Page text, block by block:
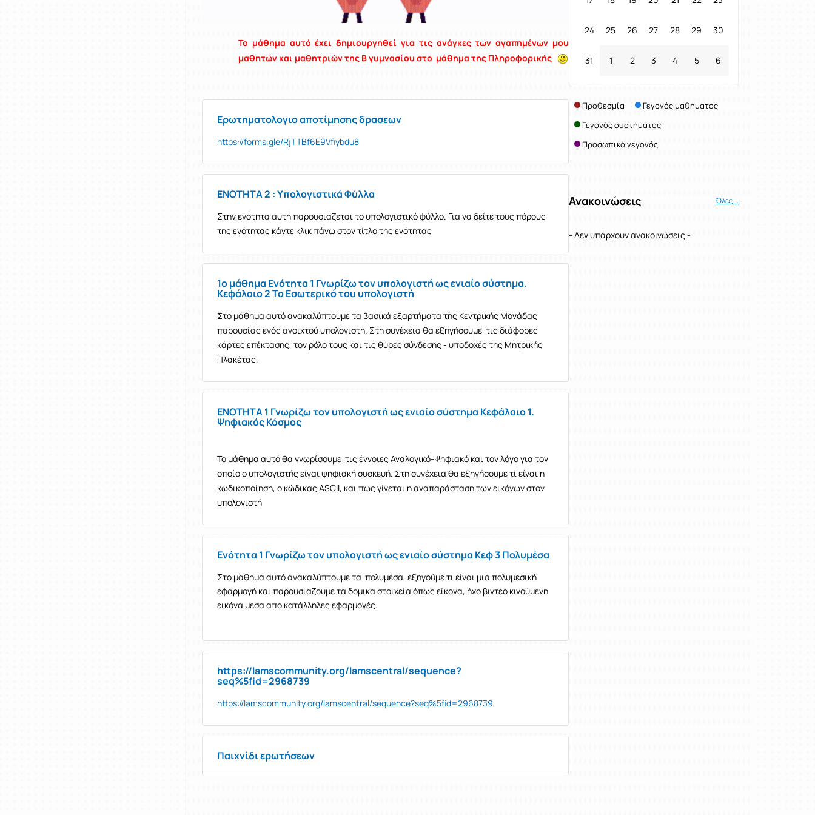
Το μάθημα αυτό έχει δημιουργηθεί για τις ανάγκες των αγαπημένων μου
μαθητών και μαθητριών της Β γυμνασίου στο μάθημα της Πληροφορικής
Ερωτηματολογιο αποτίμησης δρασεων
https://forms.gle/RjTTBf6E9Vfiybdu8
ΕΝΟΤΗΤΑ 2 : Υπολογιστικά Φύλλα
Στην ενότητα αυτή παρουσιάζεται το υπολογιστικό φύλλο. Για να δείτε τους πόρους
της ενότητας κάντε κλικ πάνω στον τίτλο της ενότητας
1ο μάθημα Ενότητα 1 Γνωρίζω τον υπολογιστή ως ενιαίο σύστημα.
Kεφάλαιο 2 Το Εσωτερικό του υπολογιστή
Στο μάθημα αυτό ανακαλύπτουμε τα βασικά εξαρτήματα της Κεντρικής Μονάδας
παρουσίας ενός ανοιχτού υπολογιστή. Στη συνέχεια θα εξηγήσουμε τις διάφορες
κάρτες επέκτασης, τον ρόλο τους και τις θύρες σύνδεσης - υποδοχές της Μητρικής
Πλακέτας.
ΕΝΟΤΗΤΑ 1 Γνωρίζω τον υπολογιστή ως ενιαίο σύστημα Κεφάλαιο 1.
Ψηφιακός Κόσμος
Το μάθημα αυτό θα γνωρίσουμε τις έννοιες Αναλογικό-Ψηφιακό και τον λόγο για τον
οποίο ο υπολογιστής είναι ψηφιακή συσκευή. Στη συνέχεια θα εξηγήσουμε τί είναι η
κωδικοποίηση, ο κώδικας ASCII, και πως γίνεται η αναπαράσταση των εικόνων στον
υπολογιστή
Ενότητα 1 Γνωρίζω τον υπολογιστή ως ενιαίο σύστημα Κεφ 3 Πολυμέσα
Στο μάθημα αυτό ανακαλύπτουμε τα πολυμέσα, εξηγούμε τι είναι μια πολυμεσική
εφαρμογή και παρουσιάζουμε τα δομικα στοιχεία όπως είκονα, ήχο βιντεο κινούμενη
εικόνα μεσα από κατάλληλες εφαρμογές.
https://lamscommunity.org/lamscentral/sequence?
seq%5fid=2968739
https://lamscommunity.org/lamscentral/sequence?seq%5fid=2968739
Παιχνίδι ερωτήσεων
24 25 26 27 28 29 30
31 1 2 3 4 5 6
Προθεσμία
Γεγονός μαθήματος
Γεγονός συστήματος
Προσωπικό γεγονός
Ανακοινώσεις Όλες...
- Δεν υπάρχουν ανακοινώσεις -